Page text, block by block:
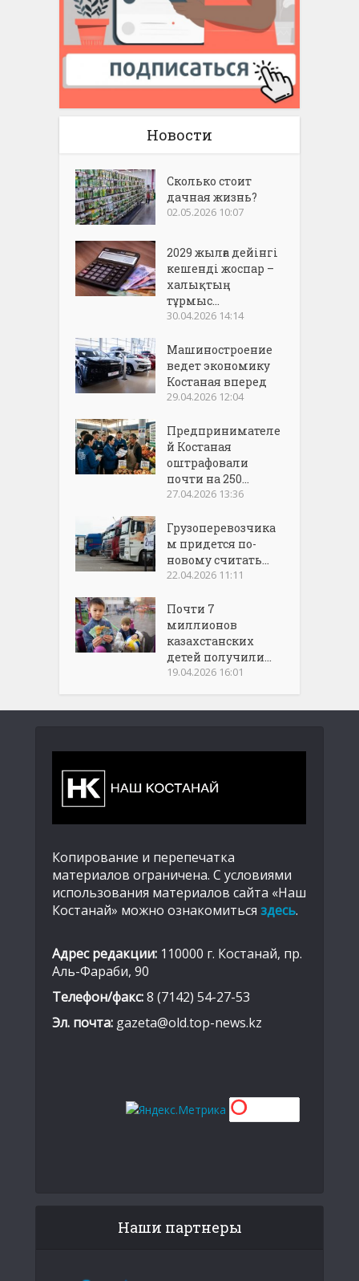
Новости
Сколько стоит
дачная жизнь?
02.05.2026 10:07
2029 жылға дейінгі
кешенді жоспар –
халықтың
тұрмыс...
30.04.2026 14:14
Машиностроение
ведет экономику
Костаная вперед
29.04.2026 12:04
Предпринимателе
й Костаная
оштрафовали
почти на 250...
27.04.2026 13:36
Грузоперевозчика
м придется по-
новому считать...
22.04.2026 11:11
Почти 7
миллионов
казахстанских
детей получили...
19.04.2026 16:01
Копирование и перепечатка
материалов ограничена. С условиями
использования материалов сайта «Наш
Костанай» можно ознакомиться здесь.
Адрес редакции: 110000 г. Костанай, пр.
Аль-Фараби, 90
Телефон/факс:8 (7142) 54-27-53
Эл. почта: gazeta@old.top-news.kz
Наши партнеры